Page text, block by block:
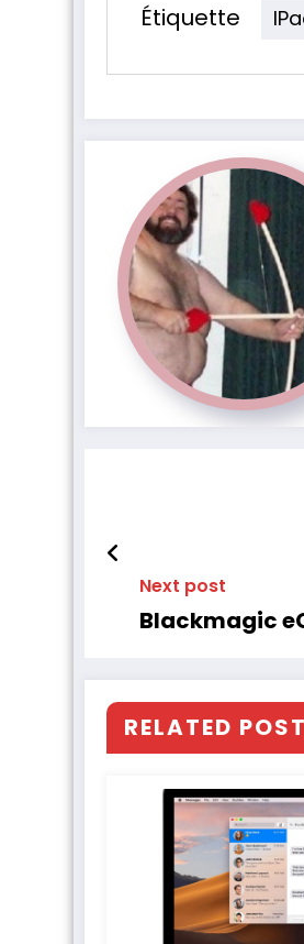
Étiquette
Next post
Blackmagic
RELATED